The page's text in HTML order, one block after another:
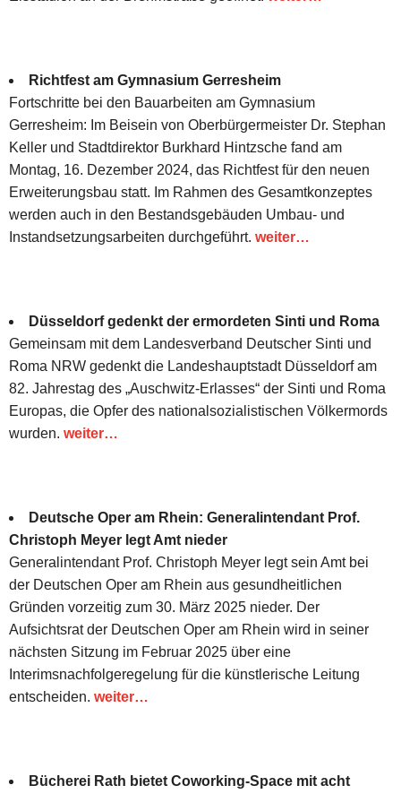
Richtfest am Gymnasium Gerresheim
Fortschritte bei den Bauarbeiten am Gymnasium
Gerresheim: Im Beisein von Oberbürgermeister Dr. Stephan
Keller und Stadtdirektor Burkhard Hintzsche fand am
Montag, 16. Dezember 2024, das Richtfest für den neuen
Erweiterungsbau statt. Im Rahmen des Gesamtkonzeptes
werden auch in den Bestandsgebäuden Umbau- und
Instandsetzungsarbeiten durchgeführt. weiter…
Düsseldorf gedenkt der ermordeten Sinti und Roma
Gemeinsam mit dem Landesverband Deutscher Sinti und
Roma NRW gedenkt die Landeshauptstadt Düsseldorf am
82. Jahrestag des „Auschwitz-Erlasses“ der Sinti und Roma
Europas, die Opfer des nationalsozialistischen Völkermords
wurden. weiter…
Deutsche Oper am Rhein: Generalintendant Prof.
Christoph Meyer legt Amt nieder
Generalintendant Prof. Christoph Meyer legt sein Amt bei
der Deutschen Oper am Rhein aus gesundheitlichen
Gründen vorzeitig zum 30. März 2025 nieder. Der
Aufsichtsrat der Deutschen Oper am Rhein wird in seiner
nächsten Sitzung im Februar 2025 über eine
Interimsnachfolgeregelung für die künstlerische Leitung
entscheiden. weiter…
Bücherei Rath bietet Coworking-Space mit acht